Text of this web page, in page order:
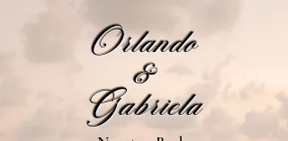
Orlando
&
Gabriela